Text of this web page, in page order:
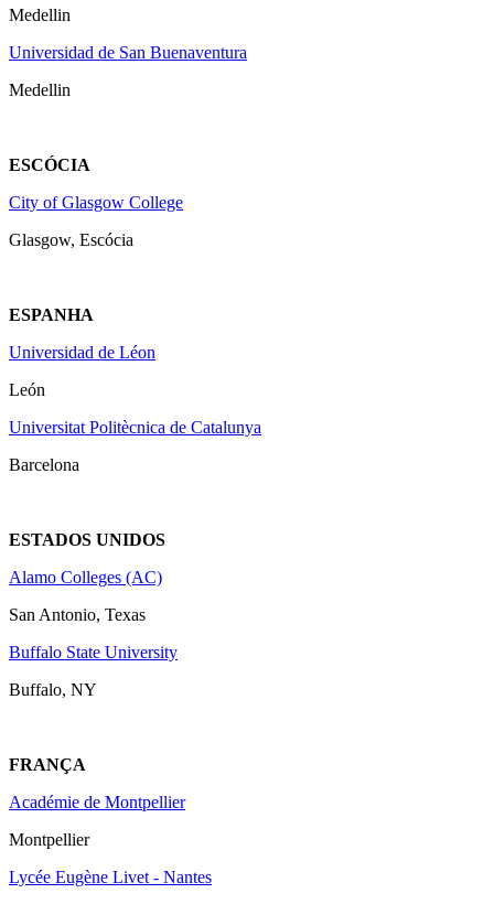
Medellin
Universidad de San Buenaventura
Medellin
ESCÓCIA
City of Glasgow College
Glasgow, Escócia
ESPANHA
Universidad de Léon
León
Universitat Politècnica de Catalunya
Barcelona
ESTADOS UNIDOS
Alamo Colleges (AC)
San Antonio, Texas
Buffalo State University
Buffalo, NY
FRANÇA
Académie de Montpellier
Montpellier
Lycée Eugène Livet - Nantes